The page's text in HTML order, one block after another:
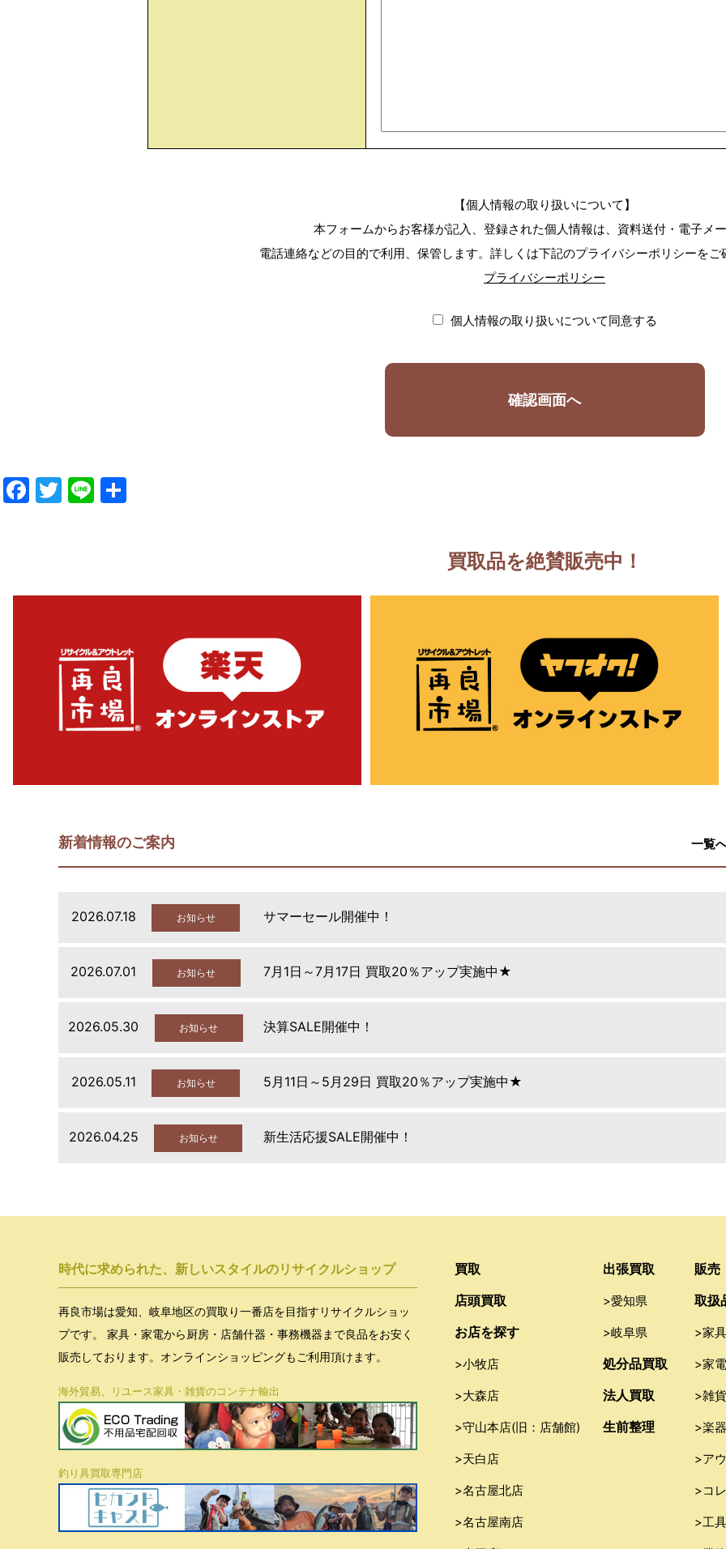
【個人情報の取り扱いについて】
本フォームからお客様が記入、登録された個人情報は、資料送付・電子メ
電話連絡などの目的で利用、保管します。詳しくは下記のプライバシーポリシーをご
プライバシーポリシー
個人情報の取り扱いについて同意する
Facebook
Twitter
Line
買取品を絶賛販売中！
新着情報のご案内 一覧
2026.07.18 お知らせ サマーセール開催中！
2026.07.01 お知らせ 7月1日～7月17日 買取20％アップ実施中★
2026.05.30 お知らせ 決算SALE開催中！
2026.05.11 お知らせ 5月11日～5月29日 買取20％アップ実施中★
2026.04.25 お知らせ 新生活応援SALE開催中！
時代に求められた、新しいスタイルのリサイクルショップ
再良市場は愛知、岐阜地区の買取り一番店を目指すリサイクルショッ
プです。 家具・家電から厨房・店舗什器・事務機器まで良品をお安く
販売しております。オンラインショッピングもご利用頂けます。
海外貿易、リユース家具・雑貨のコンテナ輸出
釣り具買取専門店
買取
店頭買取
お店を探す
>小牧店
>大森店
>守山本店(旧：店舗館)
>天白店
>名古屋北店
>名古屋南店
出張買取
>愛知県
>岐阜県
処分品買取
法人買取
生前整理
販売
取扱
>家
>家
>雑
>楽器
>ア
>コ
>工